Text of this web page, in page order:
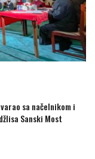
sa načelnikom i
Sanski Most